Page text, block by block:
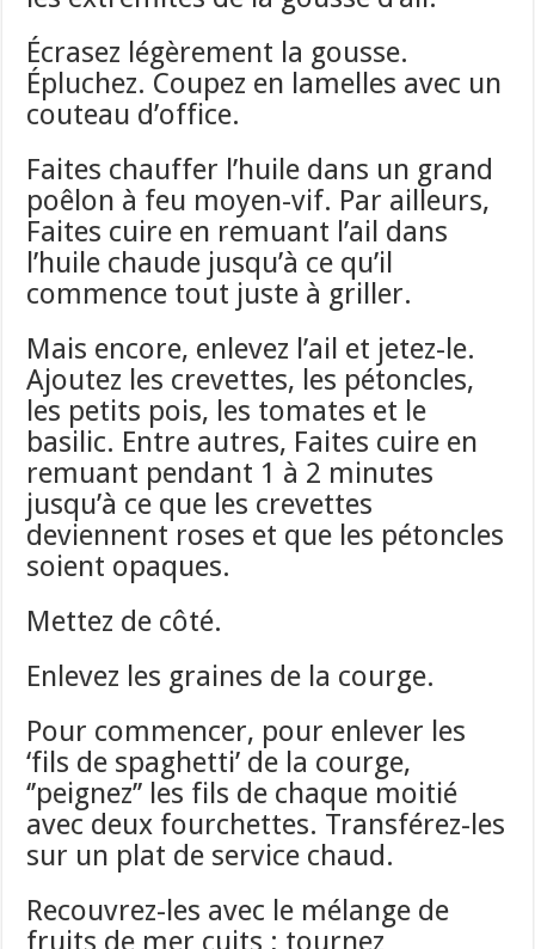
Écrasez légèrement la gousse.
Épluchez. Coupez en lamelles avec un
couteau d’office.
Faites chauffer l’huile dans un grand
poêlon à feu moyen-vif. Par ailleurs,
Faites cuire en remuant l’ail dans
l’huile chaude jusqu’à ce qu’il
commence tout juste à griller.
Mais encore, enlevez l’ail et jetez-le.
Ajoutez les crevettes, les pétoncles,
les petits pois, les tomates et le
basilic. Entre autres, Faites cuire en
remuant pendant 1 à 2 minutes
jusqu’à ce que les crevettes
deviennent roses et que les pétoncles
soient opaques.
Mettez de côté.
Enlevez les graines de la courge.
Pour commencer, pour enlever les
‘fils de spaghetti’ de la courge,
‘’peignez’’ les fils de chaque moitié
avec deux fourchettes. Transférez-les
sur un plat de service chaud.
Recouvrez-les avec le mélange de
fruits de mer cuits ; tournez